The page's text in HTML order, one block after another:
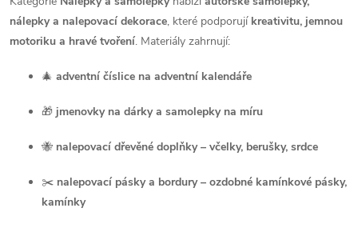
i
nálepky a nalepovací dekorace, které podporují kreativitu, jemnou
motoriku a hravé tvoření. Materiály zahrnují:
🎄 adventní číslice na adventní kalendáře
🎁 jmenovky na dárky a samolepky na míru
🐝 nalepovací dřevěné doplňky – včelky, berušky, srdce
✂️ nalepovací pásky a bordury – ozdobné kamínkové pásky,
kamínky